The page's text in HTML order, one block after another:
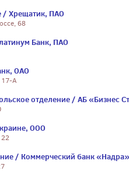
/ Хрещатик, ПАО
68
Банк, ПАО
ОАО
17-А
отделение / АБ «Бизнес
ООО
22
/ Коммерческий банк